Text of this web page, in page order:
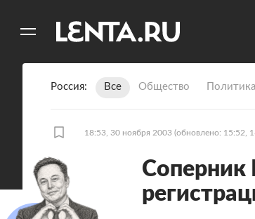
Россия Все Общество Политика
18:53, 30 ноября 2003 (обновлено: 15:52,
Соперник